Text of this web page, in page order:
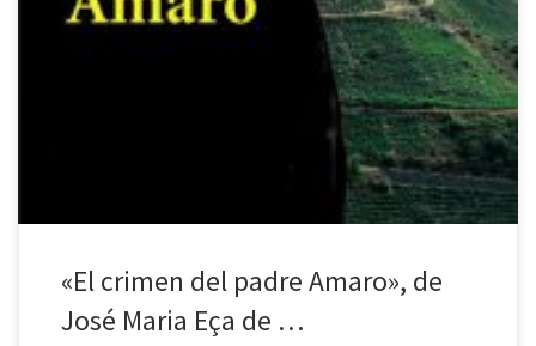
Corre el año 1875. Queirós publica la presente obra por capítulos
editados dentro de la publicación portuguesa Revista Universal.
Un año más tarde se termina editando finalmente como libro. El
crimen del padre Amaro es una novela naturalista; su estilo
proceloso viene influenciado por Zola y Flaubert. Su autor es […]
«El crimen del padre Amaro», de
José Maria Eça de …